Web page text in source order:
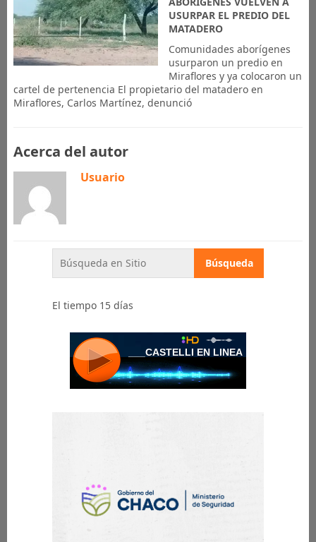
USURPAR EL PREDIO DEL
MATADERO
Comunidades aborígenes
usurparon un predio en
Miraflores y ya colocaron un
cartel de pertenencia El propietario del matadero en
Miraflores, Carlos Martínez, denunció
Acerca del autor
Usuario
El tiempo 15 días